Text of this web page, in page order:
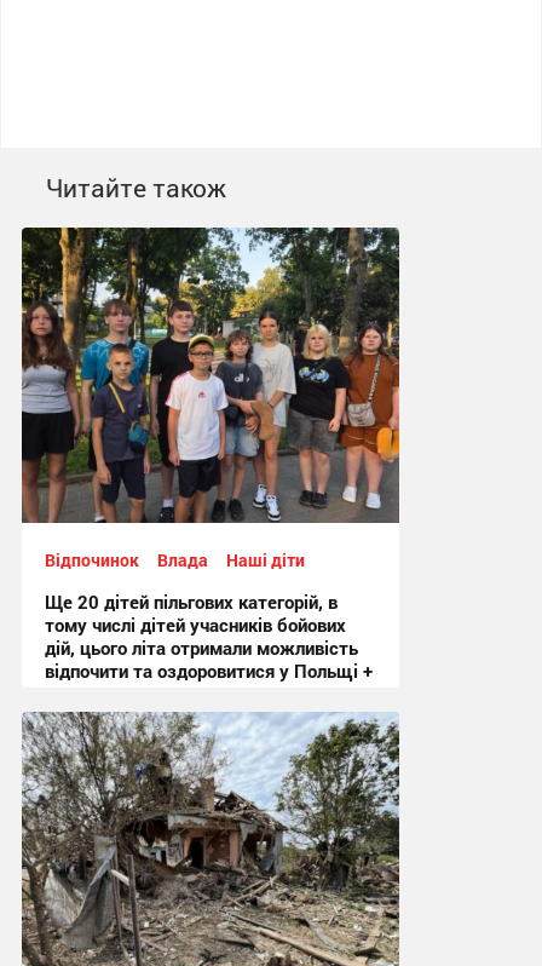
Читайте також
Відпочинок Влада Наші діти
Ще 20 дітей пільгових категорій, в
тому числі дітей учасників бойових
дій, цього літа отримали можливість
відпочити та оздоровитися у Польщі +
12:48 вчора